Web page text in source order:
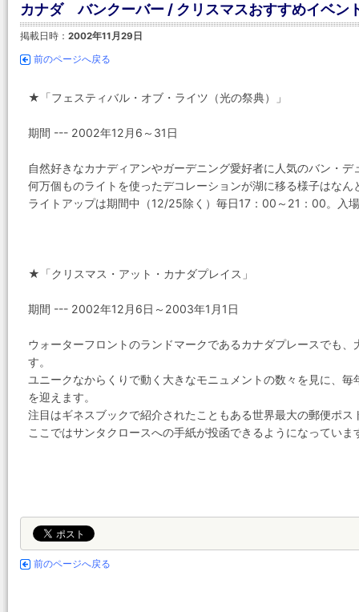
カナダ バンクーバー / クリスマスおすすめイベン
掲載日時： 2002年11月29日
前のページへ戻る
★「フェスティバル・オブ・ライツ（光の祭典）」
期間 --- 2002年12月6～31日
自然好きなカナディアンやガーデニング愛好者に人気のバン・デ
何万個ものライトを使ったデコレーションが湖に移る様子はなん
ライトアップは期間中（12/25除く）毎日17：00～21：00。入
★「クリスマス・アット・カナダプレイス」
期間 --- 2002年12月6日～2003年1月1日
ウォーターフロントのランドマークであるカナダプレースでも
す。
ユニークなからくりで動く大きなモニュメントの数々を見に、
を迎えます。
注目はギネスブックで紹介されたこともある世界最大の郵便ポス
ここではサンタクロースへの手紙が投函できるようになっていま
前のページへ戻る